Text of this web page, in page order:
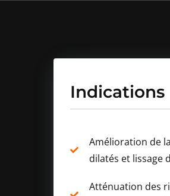
Indications
Amélioration de
dilatés et lissage
Atténuation des